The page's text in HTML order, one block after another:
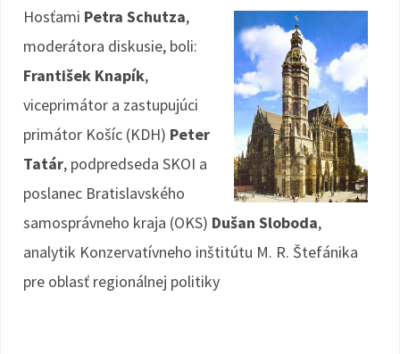
Hosťami Petra Schutza,
moderátora diskusie, boli:
František Knapík,
viceprimátor a zastupujúci
primátor Košíc (KDH) Peter
Tatár, podpredseda SKOI a
poslanec Bratislavského
samosprávneho kraja (OKS) Dušan Sloboda,
analytik Konzervatívneho inštitútu M. R. Štefánika
pre oblasť regionálnej politiky